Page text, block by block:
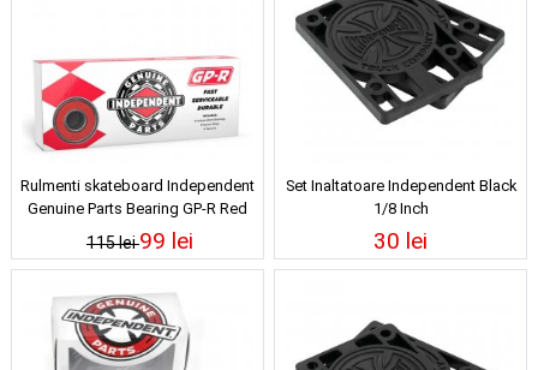
Rulmenti skateboard Independent
Genuine Parts Bearing GP-R Red
115 lei99 lei
Set Inaltatoare Independent Black
1/8 Inch
30 lei